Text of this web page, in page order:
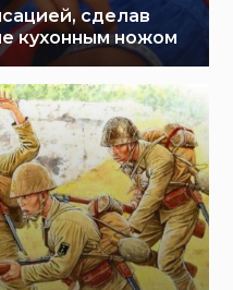
сделав
кухонным ножом